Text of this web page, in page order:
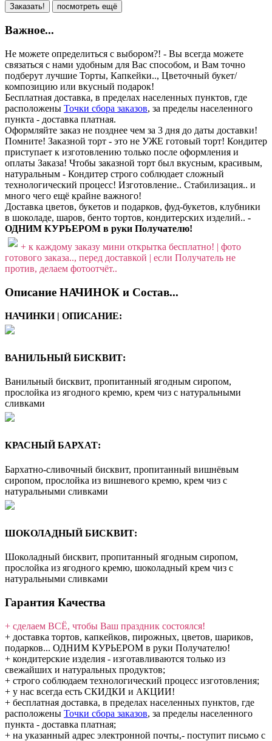
Заказать! посмотреть ещё
Важное...
Не можете определиться с выбором?! - Вы всегда можете
связаться с нами удобным для Вас способом, и Вам точно
подберут лучшие Торты, Капкейки.., Цветочный букет/
композицию или вкусный подарок!
Бесплатная доставка, в пределах населенных пунктов, где
расположены Точки сбора заказов, за пределы населенного
пункта - доставка платная.
Оформляйте заказ не позднее чем за 3 дня до даты доставки!
Помните! Заказной торт - это не УЖЕ готовый торт! Кондитер
приступает к изготовлению только после оформления и
оплаты Заказа! Чтобы заказной торт был вкусным, красивым,
натуральным - Кондитер строго соблюдает сложный
технологический процесс! Изготовление.. Стабилизация.. и
много чего ещё крайне важного!
Доставка цветов, букетов и подарков, фуд-букетов, клубники
в шоколаде, шаров, бенто тортов, кондитерских изделий.. -
ОДНИМ КУРЬЕРОМ в руки Получателю!
+ к каждому заказу мини открытка бесплатно! | фото
готового заказа.., перед доставкой | если Получатель не
против, делаем фотоотчёт..
Описание НАЧИНОК и Состав...
НАЧИНКИ | ОПИСАНИЕ:
ВАНИЛЬНЫЙ БИСКВИТ:
Ванильный бисквит, пропитанный ягодным сиропом,
прослойка из ягодного кремю, крем чиз с натуральными
сливками
КРАСНЫЙ БАРХАТ:
Бархатно-сливочный бисквит, пропитанный вишнёвым
сиропом, прослойка из вишневого кремю, крем чиз с
натуральными сливками
ШОКОЛАДНЫЙ БИСКВИТ:
Шоколадный бисквит, пропитанный ягодным сиропом,
прослойка из ягодного кремю, шоколадный крем чиз с
натуральными сливками
Гарантия Качества
+ сделаем ВСЁ, чтобы Ваш праздник состоялся!
+ доставка тортов, капкейков, пирожных, цветов, шариков,
подарков... ОДНИМ КУРЬЕРОМ в руки Получателю!
+ кондитерские изделия - изготавливаются только из
свежайших и натуральных продуктов;
+ строго соблюдаем технологический процесс изготовления;
+ у нас всегда есть СКИДКИ и АКЦИИ!
+ бесплатная доставка, в пределах населенных пунктов, где
расположены Точки сбора заказов, за пределы населенного
пункта - доставка платная;
+ на указанный адрес электронной почты,- поступит письмо с